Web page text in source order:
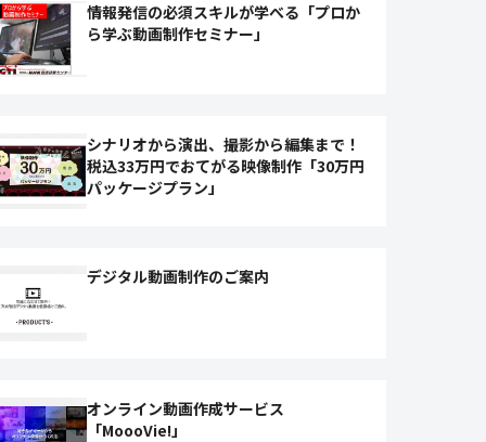
情報発信の必須スキルが学べる「プロか
ら学ぶ動画制作セミナー」
シナリオから演出、撮影から編集まで！
税込33万円でおてがる映像制作「30万円
パッケージプラン」
デジタル動画制作のご案内
オンライン動画作成サービス
「MoooVie!」